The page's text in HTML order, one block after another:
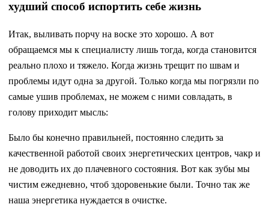
худший способ испортить себе жизнь
Итак, выливать порчу на воске это хорошо. А вот
обращаемся мы к специалисту лишь тогда, когда становится
реально плохо и тяжело. Когда жизнь трещит по швам и
проблемы идут одна за другой. Только когда мы погрязли по
самые ушив проблемах, не можем с ними совладать, в
голову приходит мысль:
Было бы конечно правильней, постоянно следить за
качественной работой своих энергетических центров, чакр и
не доводить их до плачевного состояния. Вот как зубы мы
чистим ежедневно, чтоб здоровенькие были. Точно так же
наша энергетика нуждается в очистке.